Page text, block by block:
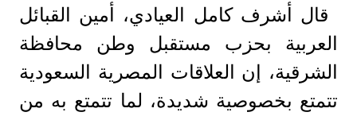
قال أشرف كامل العيادي، أمين القبائل
العربية بحزب مستقبل وطن محافظة
الشرقية، إن العلاقات المصرية السعودية
تتمتع بخصوصية شديدة، لما تتمتع به من